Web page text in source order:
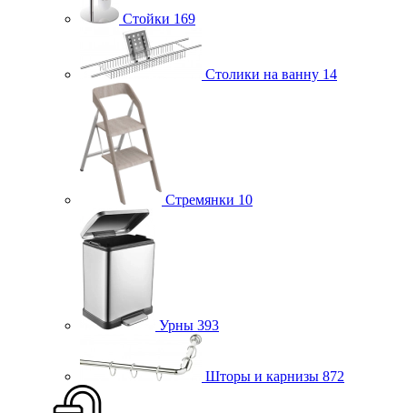
Стойки 169
Столики на ванну 14
Стремянки 10
Урны 393
Шторы и карнизы 872